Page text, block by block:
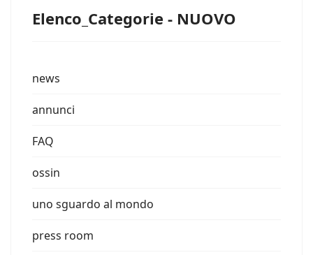
Elenco_Categorie - NUOVO
news
annunci
FAQ
ossin
uno sguardo al mondo
press room